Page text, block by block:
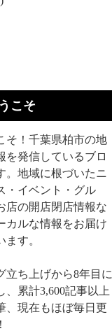
こそ
そ！千葉県柏市の地
を発信しているブロ
。地域に根づいたニ
・イベント・グル
店の開店閉店情報な
カルな情報をお届け
ます。
立ち上げから8年目に
、累計3,600記事以上
、現在もほぼ毎日更